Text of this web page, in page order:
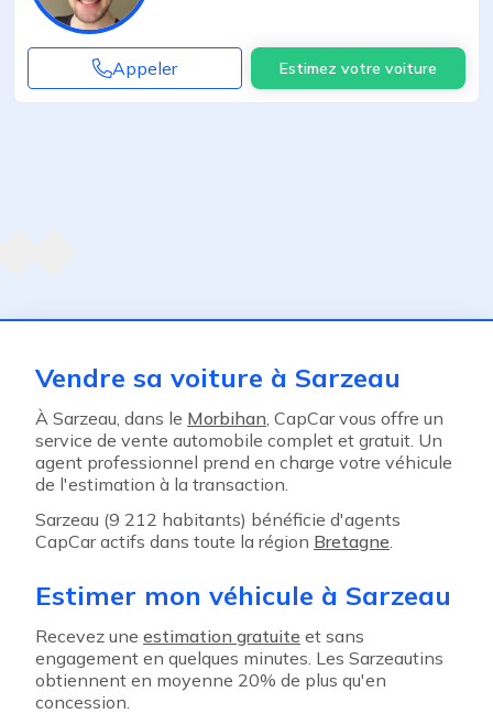
Appeler Estimez votre voiture
Vendre sa voiture à Sarzeau
À Sarzeau, dans le Morbihan, CapCar vous offre un
service de vente automobile complet et gratuit. Un
agent professionnel prend en charge votre véhicule
de l'estimation à la transaction.
Sarzeau (9 212 habitants) bénéficie d'agents
CapCar actifs dans toute la région Bretagne.
Estimer mon véhicule à Sarzeau
Recevez une estimation gratuite et sans
engagement en quelques minutes. Les Sarzeautins
obtiennent en moyenne 20% de plus qu'en
concession.